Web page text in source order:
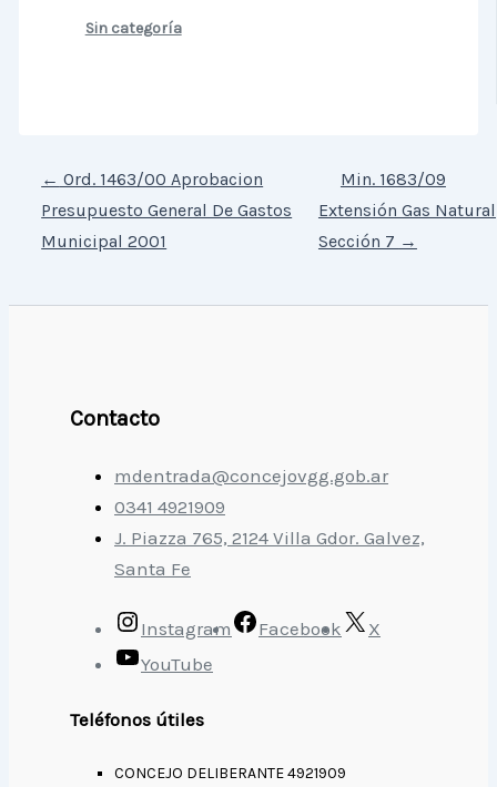
Sin categoría
← Ord. 1463/00 Aprobacion
Presupuesto General De Gastos
Municipal 2001
Min. 1683/09
Extensión Gas Natural
Sección 7 →
Contacto
mdentrada@concejovgg.gob.ar
0341 4921909
J. Piazza 765, 2124 Villa Gdor. Galvez,
Santa Fe
Instagram Facebook
X
YouTube
Teléfonos útiles
CONCEJO DELIBERANTE 4921909